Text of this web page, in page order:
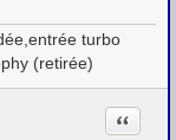
turbo
(retirée)
Citation